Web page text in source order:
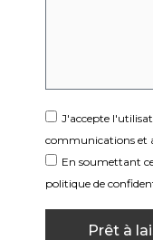
J'accepte
communications et
En soumettant
politique de
Prêt à